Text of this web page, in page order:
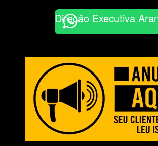
Direção Executiva